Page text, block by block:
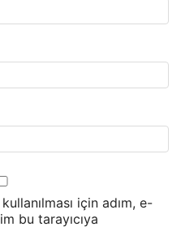
için adım, e-
bu tarayıcıya